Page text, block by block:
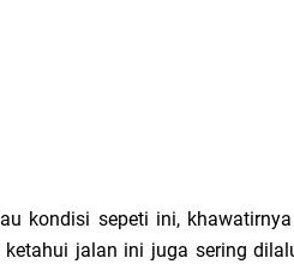
kondisi sepeti ini,
ketahui jalan ini juga sering